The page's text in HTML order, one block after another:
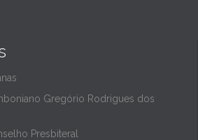
Gregório Rodrigues dos
Presbiteral